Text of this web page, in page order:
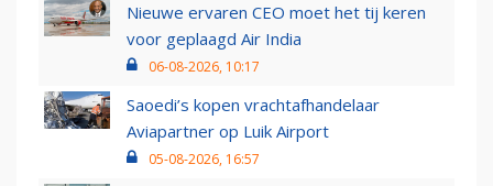
Nieuwe ervaren CEO moet het tij keren
voor geplaagd Air India
06-08-2026, 10:17
Saoedi’s kopen vrachtafhandelaar
Aviapartner op Luik Airport
05-08-2026, 16:57